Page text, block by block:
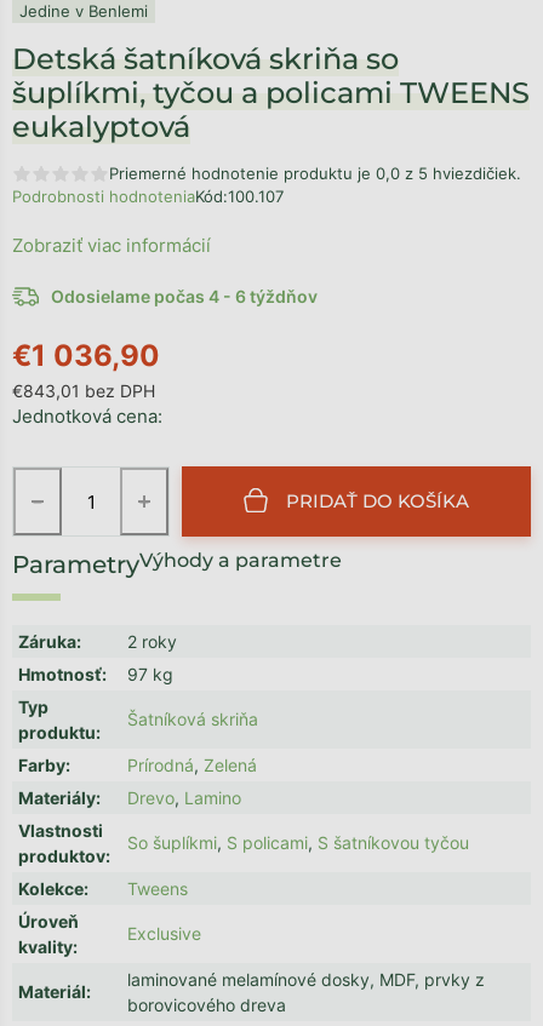
Jedine v Benlemi
Detská šatníková skriňa so
šuplíkmi, tyčou a policami TWEENS
eukalyptová
Priemerné hodnotenie produktu je 0,0 z 5 hviezdičiek.
Podrobnosti hodnoteniaKód:100.107
€1 036,90
€843,01 bez DPH
Jednotková cena:
Odosielame počas 4 - 6 týždňov
+
− PRIDAŤ DO KOŠÍKA
Výhody a parametre
Záruka:
2 roky
Hmotnosť:
97 kg
Typ
produktu:
Šatníková skriňa
Farby: Prírodná, Zelená
Materiály: Drevo, Lamino
Vlastnosti
produktov:
So šuplíkmi, S policami, S šatníkovou tyčou
Kolekce:
Tweens
Úroveň
kvality:
Exclusive
Materiál:
laminované melamínové dosky, MDF, prvky z
borovicového dreva
Zobraziť viac informácií